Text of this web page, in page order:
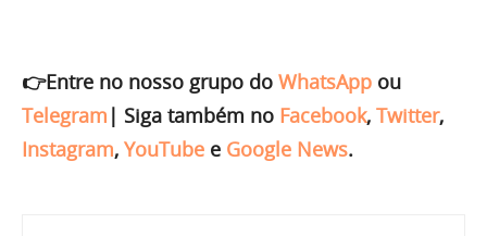
👉Entre no nosso grupo do WhatsApp ou
Telegram | Siga também no Facebook, Twitter,
Instagram, YouTube e Google News.